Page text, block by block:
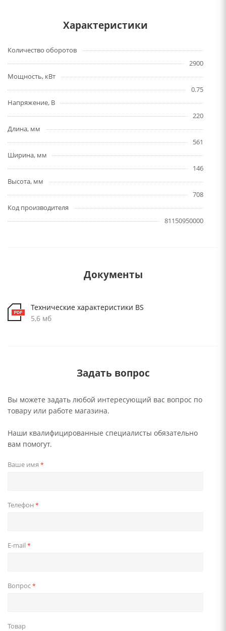
Характеристики
Количество оборотов
2900
Мощность, кВт
0.75
Напряжение, В
220
Длина, мм
561
Ширина, мм
146
Высота, мм
708
Код производителя
81150950000
Документы
Технические характеристики BS
5,6 мб
Задать вопрос
Вы можете задать любой интересующий вас вопрос по
товару или работе магазина.
Наши квалифицированные специалисты обязательно
вам помогут.
Ваше имя *
Телефон *
E-mail *
Вопрос*
Товар